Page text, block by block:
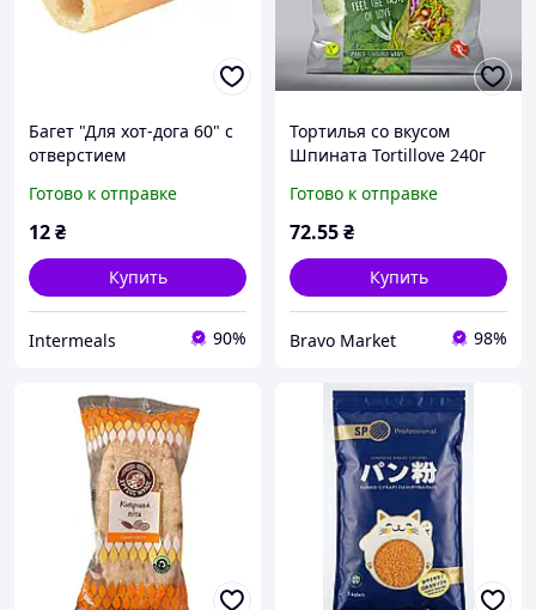
Багет "Для хот-дога 60" с
отверстием
Готово к отправке
12₴
Купить
Intermeals 90%
Тортилья со вкусом
Шпината Tortillove 240г
Готово к отправке
72.55₴
Купить
Bravo Market 98%